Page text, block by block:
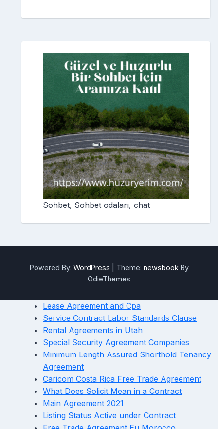
Sohbet, Sohbet odaları, chat
Powered By: WordPress Theme: newsbook By
OdieThemes
Lease Agreement and Cpa
Service Contract Labor Standards Clause
Rental Agreements in Utah
Special Security Agreement Companies
Minimum Length Assured Shorthold Tenancy
Agreement
Caricom Costa Rica Free Trade Agreement
What Does Solicit Mean in a Contract
Main Agreement 2021
Listing Status Active under Contract